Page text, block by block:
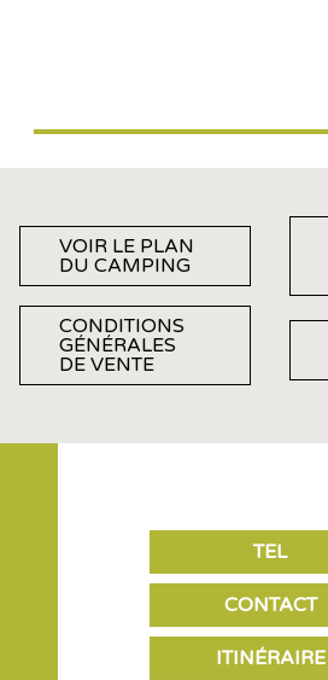
VOIR LE PLAN
DU CAMPING
CONDITIONS
GÉNÉRALES
DE VENTE
TEL
CONTACT
ITINÉRAIRE